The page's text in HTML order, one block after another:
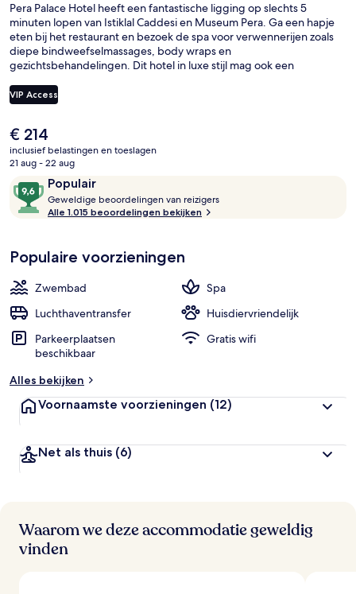
Pera Palace Hotel heeft een fantastische ligging op slechts 5
minuten lopen van Istiklal Caddesi en Museum Pera. Ga een hapje
eten bij het restaurant en bezoek de spa voor verwennerijen zoals
diepe bindweefselmassages, body wraps en
gezichtsbehandelingen. Dit hotel in luxe stijl mag ook een
hoogtepunten rekenen. Andere reizigers raden de accommodatie
aan vanwege het behulpzame personeel en het ontbijt. De
het is 4 minuten lopen naar Metrostation Sishane-Zemin en 10
minuten naar Station Tophane.
VIP Access
De
huidige
prijs
€ 214
€ 214
inclusief belastingen en toeslagen
21 aug - 22 aug
Beoordelingen
Populair
9,6
van
10,
Geweldige beoordelingen van reizigers
i
e
b
r
d
l
Alle 1.015 beoordelingen bekijken
Populaire voorzieningen
Zwembad
Spa
Luchthaventransfer
Huisdiervriendelijk
Parkeerplaatsen
beschikbaar
Gratis wifi
Alles bekijken
Voornaamste voorzieningen (12)
Net als thuis (6)
Waarom we deze accommodatie geweldig
vinden